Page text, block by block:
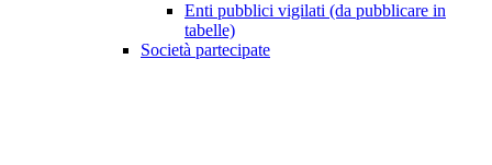
Enti pubblici vigilati (da pubblicare in
tabelle)
Società partecipate